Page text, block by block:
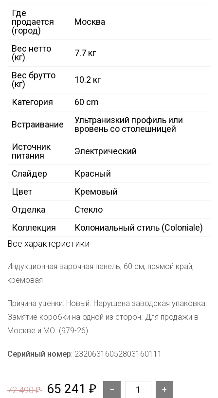
Где
продается
(город)
Москва
Вес нетто
(кг)
7.7 кг
Вес брутто
(кг)
10.2 кг
Категория 60 cm
Встраивание
Ультранизкий профиль или
вровень со столешницей
Источник
питания
Электрический
Слайдер
Красный
Цвет
Кремовый
Отделка
Стекло
Коллекция
Колониальный стиль (Coloniale)
Все характеристики
Индукционная варочная панель, 60 см, прямой край,
кремовая
Причина уценки: Новый. Нарушена заводская упаковка.
Замятие коробки на одной из сторон. Для продажи в
Москве и МО. (979-26)
Серийный номер: 23206316052803160111
72 490₽ 65 241 ₽